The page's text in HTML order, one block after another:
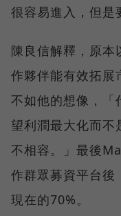
很容易進入，但是
陳良信解釋，原本
作夥伴能有效拓展
不如他的想像，「
望利潤最大化而不
不相容。」最後
作群眾募資平台後
現在的70%。